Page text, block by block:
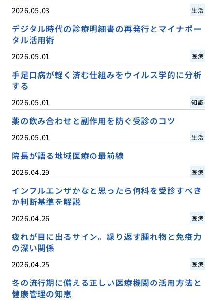
2026.05.03 生活
デジタル時代の診療明細書の再発行とマイナポー
タル活用術
2026.05.01 医療
手足口病が軽く済む仕組みをウイルス学的に分析
する
2026.05.01 知識
薬の飲み合わせと副作用を防ぐ受診のコツ
2026.05.01 生活
院長が語る地域医療の最前線
2026.04.29 医療
インフルエンザかなと思ったら何科を受診すべき
か判断基準を解説
2026.04.26 医療
疲れが目に出るサイン。繰り返す腫れ物と免疫力
の深い関係
2026.04.25 医療
冬の流行期に備える正しい医療機関の活用方法と
健康管理の知恵